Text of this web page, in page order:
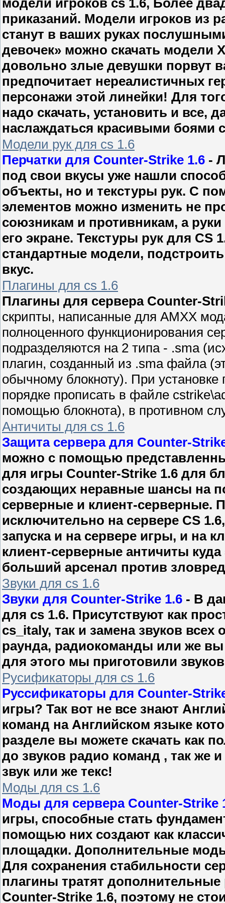
приказаний. Модели игроков из
станут в ваших руках
девочек» можно скачать модели
довольно злые девушки порвут
предпочитает нереалистичных
персонажи этой линейки! Для
надо скачать, установить и все,
наслаждаться красивыми боями
Модели рук для cs 1.6
Перчатки для Counter-Strike 1.6 -
под свои вкусы уже нашли
объекты, но и текстуры рук. С
элементов можно изменить не
союзникам и противникам, а
его экране. Текстуры рук для CS
стандартные модели,
вкус.
Плагины для cs 1.6
Плагины для сервера Counter-
скрипты, написанные для AMXX
полноценного функционирования
подразделяются на 2 типа - .sma
плагин, созданный из .sma файла
обычному блокноту). При
порядке прописать в файле
помощью блокнота), в противном
Античиты для cs 1.6
Защита сервера для Counter-
можно с помощью
для игры Counter-Strike 1.6 для
создающих неравные шансы на
серверные и клиент-серверные.
исключительно на сервере CS
запуска и на сервере игры, и на
клиент-серверные античиты
больший арсенал против
Звуки для cs 1.6
Звуки для Counter-Strike 1.6 - В
для cs 1.6. Присутствуют как
cs_italy, так и замена звуков
раунда, радиокоманды или же вы
для этого мы приготовили
Русификаторы для cs 1.6
Руссификаторы для Counter-
игры? Так вот не все знают
команд на Английском языке
разделе вы можете скачать как
до звуков радио команд , так же
звук или же текс!
Моды для cs 1.6
Моды для сервера Counter-Strike
игры, способные стать
помощью них создают как
площадки. Дополнительные
Для сохранения стабильности
плагины тратят
Counter-Strike 1.6, поэтому не